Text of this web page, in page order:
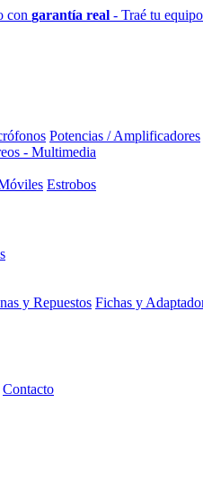
con garantía real - Traé tu equipo
Potencias / Amplificadores
- Multimedia
Estrobos
y Repuestos Fichas y
Contacto